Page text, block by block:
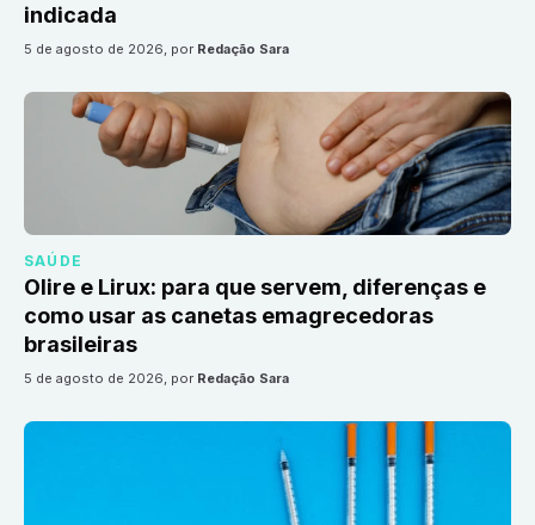
indicada
5 de agosto de 2026, por Redação Sara
SAÚDE
Olire e Lirux: para que servem, diferenças e
como usar as canetas emagrecedoras
brasileiras
5 de agosto de 2026, por Redação Sara